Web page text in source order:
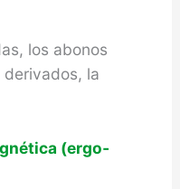
los abonos
la
(ergo­